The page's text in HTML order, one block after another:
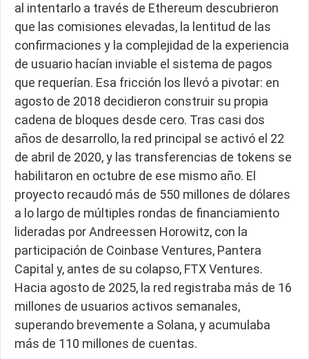
al intentarlo a través de Ethereum descubrieron
que las comisiones elevadas, la lentitud de las
confirmaciones y la complejidad de la experiencia
de usuario hacían inviable el sistema de pagos
que requerían. Esa fricción los llevó a pivotar: en
agosto de 2018 decidieron construir su propia
cadena de bloques desde cero. Tras casi dos
años de desarrollo, la red principal se activó el 22
de abril de 2020, y las transferencias de tokens se
habilitaron en octubre de ese mismo año. El
proyecto recaudó más de 550 millones de dólares
a lo largo de múltiples rondas de financiamiento
lideradas por Andreessen Horowitz, con la
participación de Coinbase Ventures, Pantera
Capital y, antes de su colapso, FTX Ventures.
Hacia agosto de 2025, la red registraba más de 16
millones de usuarios activos semanales,
superando brevemente a Solana, y acumulaba
más de 110 millones de cuentas.